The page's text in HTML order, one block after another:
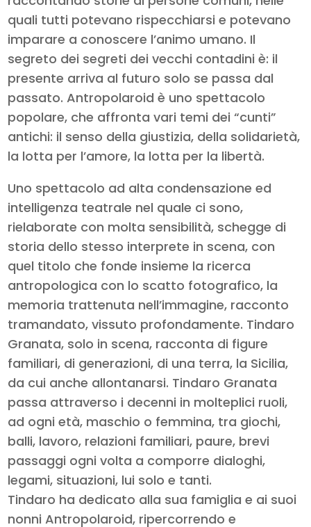
quali tutti potevano rispecchiarsi e potevano
imparare a conoscere l’animo umano. Il
segreto dei segreti dei vecchi contadini è: il
presente arriva al futuro solo se passa dal
passato. Antropolaroid è uno spettacolo
popolare, che affronta vari temi dei “cunti”
antichi: il senso della giustizia, della solidarietà,
la lotta per l’amore, la lotta per la libertà.
Uno spettacolo ad alta condensazione ed
intelligenza teatrale nel quale ci sono,
rielaborate con molta sensibilità, schegge di
storia dello stesso interprete in scena, con
quel titolo che fonde insieme la ricerca
antropologica con lo scatto fotografico, la
memoria trattenuta nell’immagine, racconto
tramandato, vissuto profondamente. Tindaro
Granata, solo in scena, racconta di figure
familiari, di generazioni, di una terra, la Sicilia,
da cui anche allontanarsi. Tindaro Granata
passa attraverso i decenni in molteplici ruoli,
ad ogni età, maschio o femmina, tra giochi,
balli, lavoro, relazioni familiari, paure, brevi
passaggi ogni volta a comporre dialoghi,
legami, situazioni, lui solo e tanti.
Tindaro ha dedicato alla sua famiglia e ai suoi
nonni Antropolaroid, ripercorrendo e